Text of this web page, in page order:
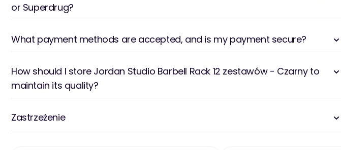
or Superdrug?
What payment methods are accepted, and is my payment secure?
How should I store Jordan Studio Barbell Rack 12 zestawów - Czarny to
maintain its quality?
Zastrzeżenie